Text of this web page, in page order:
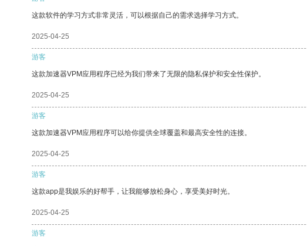
这款软件的学习方式非常灵活，可以根据自己的需求选择学习方式。
2025-04-25
游客
这款加速器VPM应用程序已经为我们带来了无限的隐私保护和安全性保护。
2025-04-25
游客
这款加速器VPM应用程序可以给你提供全球覆盖和最高安全性的连接。
2025-04-25
游客
这款app是我娱乐的好帮手，让我能够放松身心，享受美好时光。
2025-04-25
游客